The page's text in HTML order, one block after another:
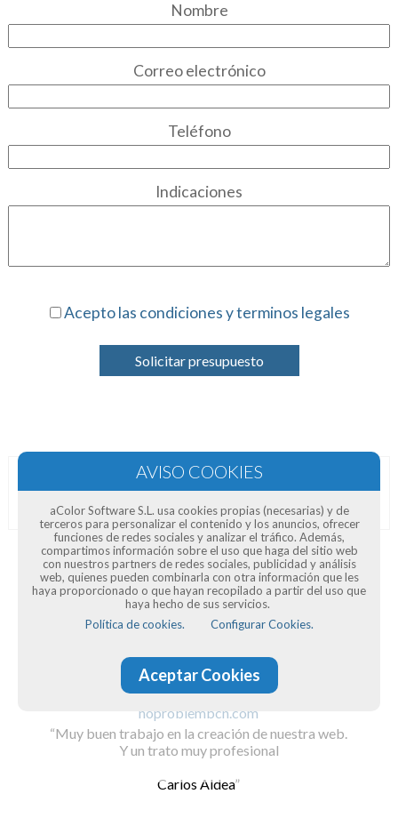
Nombre
Correo electrónico
Teléfono
Indicaciones
Acepto las condiciones y terminos legales
Solicitar presupuesto
Opiniones de clientes
noproblembcn.com
Muy buen trabajo en la creación de nuestra web.
Y un trato muy profesional
Carlos Aldea
aColor Software S.L. usa cookies propias (necesarias) y de
terceros para personalizar el contenido y los anuncios, ofrecer
funciones de redes sociales y analizar el tráfico. Además,
compartimos información sobre el uso que haga del sitio web
con nuestros partners de redes sociales, publicidad y análisis
web, quienes pueden combinarla con otra información que les
haya proporcionado o que hayan recopilado a partir del uso que
haya hecho de sus servicios.
Política de cookies.
Configurar Cookies.
Aceptar Cookies